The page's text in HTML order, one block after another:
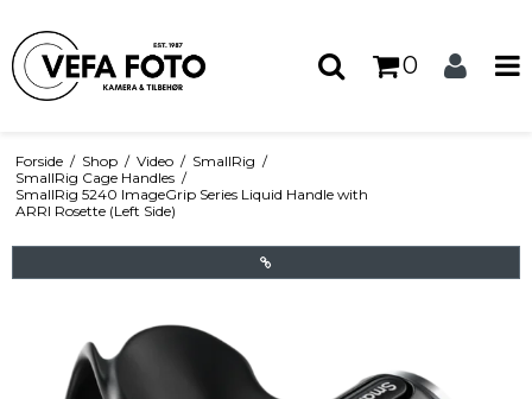
0
Forside / Shop / Video / SmallRig /
SmallRig Cage Handles /
SmallRig 5240 ImageGrip Series Liquid Handle with
ARRI Rosette (Left Side)